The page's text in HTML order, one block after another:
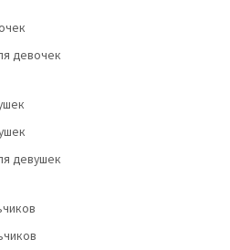
девочек
девушек